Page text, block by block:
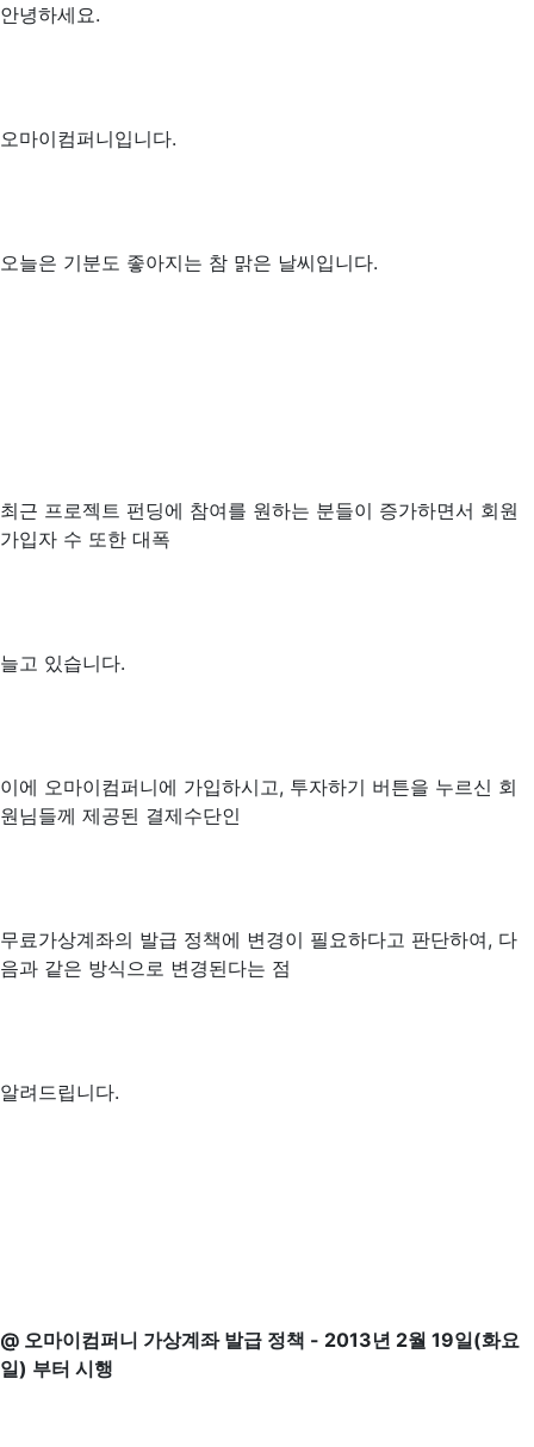
안녕하세요.
오마이컴퍼니입니다.
오늘은 기분도 좋아지는 참 맑은 날씨입니다.
최근 프로젝트 펀딩에 참여를 원하는 분들이 증가하면서 회원
가입자 수 또한 대폭
늘고 있습니다.
이에 오마이컴퍼니에 가입하시고, 투자하기 버튼을 누르신 회
원님들께 제공된 결제수단인
무료가상계좌의 발급 정책에 변경이 필요하다고 판단하여, 다
음과 같은 방식으로 변경된다는 점
알려드립니다.
@ 오마이컴퍼니 가상계좌 발급 정책 - 2013년 2월 19일(화요
일) 부터 시행